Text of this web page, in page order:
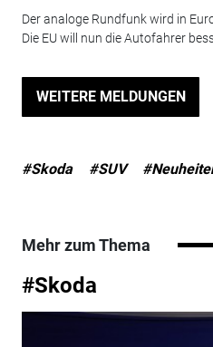
Der analoge Rundfunk wird in
Die EU will nun die Autofahrer
WEITERE MELDUNGEN
#Skoda #SUV
Mehr zum Thema
#Skoda